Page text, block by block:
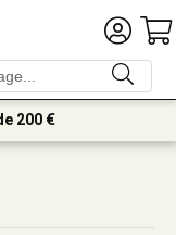
200 €